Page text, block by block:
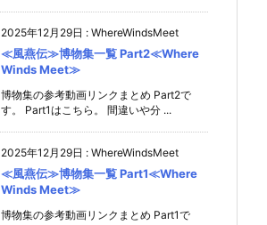
2025年12月29日 : WhereWindsMeet
≪風燕伝≫博物集一覧 Part2≪Where
Winds Meet≫
博物集の参考動画リンクまとめ Part2で
す。 Part1はこちら。 間違いや分 ...
2025年12月29日 : WhereWindsMeet
≪風燕伝≫博物集一覧 Part1≪Where
Winds Meet≫
博物集の参考動画リンクまとめ Part1で